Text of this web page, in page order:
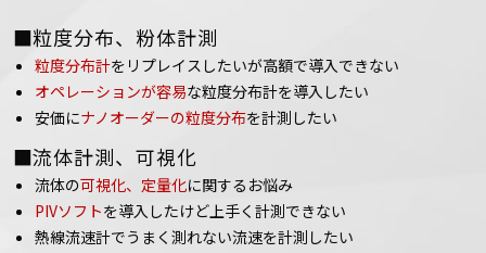
■粒度分布、粉体計測
粒度分布計をリプレイスしたいが高額で導入できない
オペレーションが容易な粒度分布計を導入したい
安価にナノオーダーの粒度分布を計測したい
■流体計測、可視化
流体の可視化、定量化に関するお悩み
PIVソフトを導入したけど上手く計測できない
熱線流速計でうまく測れない流速を計測したい